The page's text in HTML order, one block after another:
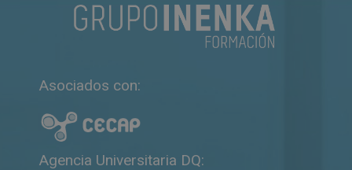
Asociados con:
Agencia Universitaria DQ: